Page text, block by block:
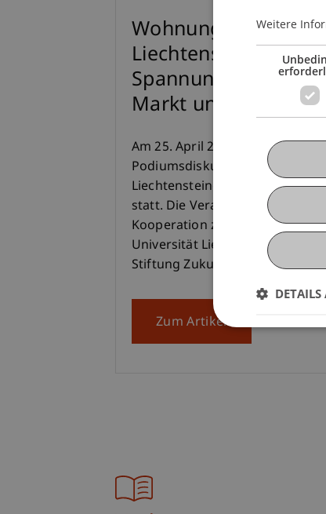
Wohnungsmarkt
Liechtenstein – im
Spannungsfeld von
Markt und Staat
Am 25. April 2024 fand eine
Podiumsdiskussion zum
Liechtensteiner
statt. Die Veranstaltung war eine
Kooperation zwischen der
Universität Liechtenstein und der
Stiftung Zukunft.li
Zum Artikel
Weitere
DETAILS